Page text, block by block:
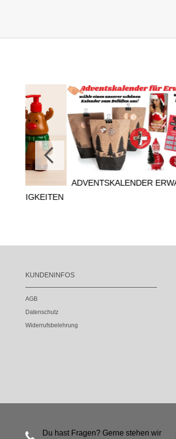
ADVENTSKALENDER ERWACHSENE
KUNDENINFOS
AGB
Datenschutz
Widerrufsbelehrung
Du hast Fragen? Gerne stehen wir